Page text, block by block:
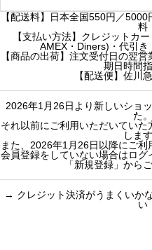
【配送料】日本全国550円／
料
【支払い方法】クレジットカ
AMEX・Diners)・代引
【商品の出荷】注文受付日の翌
期日時間
【配送便】佐川
2026年1月26日より新しいショ
た。
それ以前にご利用いただいてい
します
また、2026年1月26日以降にご
会員登録をしていない場合はロ
「新規登録」から
→ クレジット決済がうまくいか
い